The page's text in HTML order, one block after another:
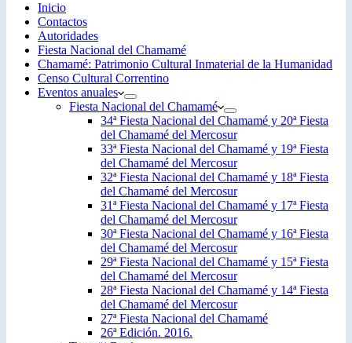
Inicio
Contactos
Autoridades
Fiesta Nacional del Chamamé
Chamamé: Patrimonio Cultural Inmaterial de la Humanidad
Censo Cultural Correntino
Eventos anuales
Fiesta Nacional del Chamamé
34ª Fiesta Nacional del Chamamé y 20ª Fiesta
del Chamamé del Mercosur
33ª Fiesta Nacional del Chamamé y 19ª Fiesta
del Chamamé del Mercosur
32ª Fiesta Nacional del Chamamé y 18ª Fiesta
del Chamamé del Mercosur
31ª Fiesta Nacional del Chamamé y 17ª Fiesta
del Chamamé del Mercosur
30ª Fiesta Nacional del Chamamé y 16ª Fiesta
del Chamamé del Mercosur
29ª Fiesta Nacional del Chamamé y 15ª Fiesta
del Chamamé del Mercosur
28ª Fiesta Nacional del Chamamé y 14ª Fiesta
del Chamamé del Mercosur
27ª Fiesta Nacional del Chamamé
26ª Edición. 2016.